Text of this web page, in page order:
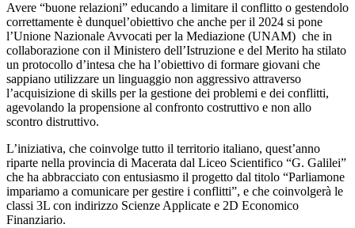
Avere “buone relazioni” educando a limitare il conflitto o gestendolo
correttamente è dunquel’obiettivo che anche per il 2024 si pone
l’Unione Nazionale Avvocati per la Mediazione (UNAM) che in
collaborazione con il Ministero dell’Istruzione e del Merito ha stilato
un protocollo d’intesa che ha l’obiettivo di formare giovani che
sappiano utilizzare un linguaggio non aggressivo attraverso
l’acquisizione di skills per la gestione dei problemi e dei conflitti,
agevolando la propensione al confronto costruttivo e non allo
scontro distruttivo.
L’iniziativa, che coinvolge tutto il territorio italiano, quest’anno
riparte nella provincia di Macerata dal Liceo Scientifico “G. Galilei”
che ha abbracciato con entusiasmo il progetto dal titolo “Parliamone
impariamo a comunicare per gestire i conflitti”, e che coinvolgerà le
classi 3L con indirizzo Scienze Applicate e 2D Economico
Finanziario.